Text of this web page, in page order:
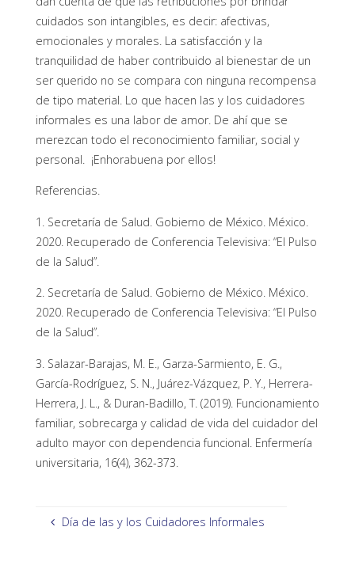
cuidados son intangibles, es decir: afectivas,
emocionales y morales. La satisfacción y la
tranquilidad de haber contribuido al bienestar de un
ser querido no se compara con ninguna recompensa
de tipo material. Lo que hacen las y los cuidadores
informales es una labor de amor. De ahí que se
merezcan todo el reconocimiento familiar, social y
personal. ¡Enhorabuena por ellos!
Referencias.
1. Secretaría de Salud. Gobierno de México. México.
2020. Recuperado de Conferencia Televisiva: “El Pulso
de la Salud”.
2. Secretaría de Salud. Gobierno de México. México.
2020. Recuperado de Conferencia Televisiva: “El Pulso
de la Salud”.
3. Salazar-Barajas, M. E., Garza-Sarmiento, E. G.,
García-Rodríguez, S. N., Juárez-Vázquez, P. Y., Herrera-
Herrera, J. L., & Duran-Badillo, T. (2019). Funcionamiento
familiar, sobrecarga y calidad de vida del cuidador del
adulto mayor con dependencia funcional. Enfermería
universitaria, 16(4), 362-373.
Día de las y los Cuidadores Informales